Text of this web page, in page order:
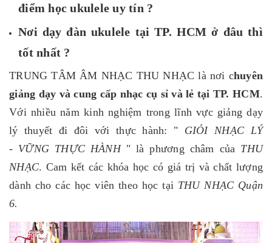
điểm học ukulele uy tín ?
Nơi dạy đàn ukulele tại TP. HCM ở đâu thì
tốt nhất ?
TRUNG TÂM ÂM NHẠC THU NHẠC là nơi chuyên
giảng dạy và cung cấp nhạc cụ sỉ và lẻ tại TP. HCM.
Với nhiều năm kinh nghiệm trong lĩnh vực giảng dạy
lý thuyết đi đôi với thực hành: " GIỎI NHẠC LÝ
- VỮNG THỰC HÀNH " là phương châm của THU
NHẠC. Cam kết các khóa học có giá trị và chất lượng
dành cho các học viên theo học tại THU NHẠC Quận
6.